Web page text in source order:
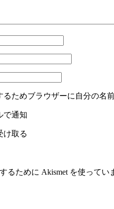
ためブラウザーに自分の名
で通知
け取る
るために Akismet を使ってい